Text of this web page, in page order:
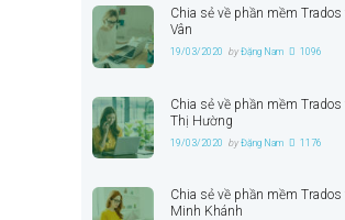
Chia sẻ về phần mềm Trados
Vân
19/03/2020 byĐặng Nam 1096
Chia sẻ về phần mềm Trados
Thị Hường
19/03/2020 byĐặng Nam 1176
Chia sẻ về phần mềm
Minh Khánh